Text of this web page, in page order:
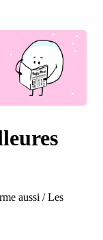
aussi / Les